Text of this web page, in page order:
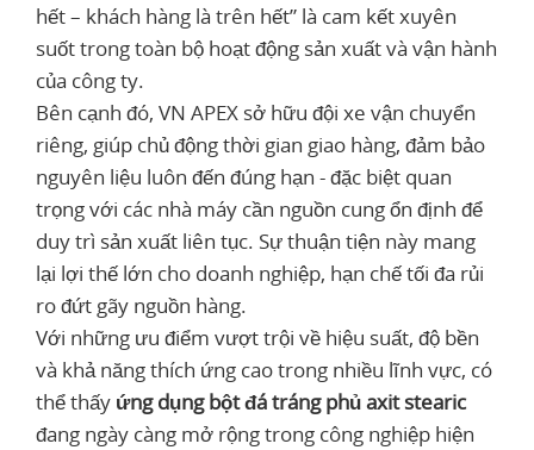
hết – khách hàng là trên hết” là cam kết xuyên
suốt trong toàn bộ hoạt động sản xuất và vận hành
của công ty.
Bên cạnh đó, VN APEX sở hữu đội xe vận chuyển
riêng, giúp chủ động thời gian giao hàng, đảm bảo
nguyên liệu luôn đến đúng hạn - đặc biệt quan
trọng với các nhà máy cần nguồn cung ổn định để
duy trì sản xuất liên tục. Sự thuận tiện này mang
lại lợi thế lớn cho doanh nghiệp, hạn chế tối đa rủi
ro đứt gãy nguồn hàng.
Với những ưu điểm vượt trội về hiệu suất, độ bền
và khả năng thích ứng cao trong nhiều lĩnh vực, có
thể thấy ứng dụng bột đá tráng phủ axit stearic
đang ngày càng mở rộng trong công nghiệp hiện